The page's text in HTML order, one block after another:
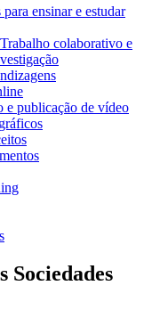
ensinar e estudar
colaborativo e
e publicação de vídeo
Sociedades